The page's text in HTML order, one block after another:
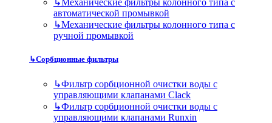
↳Механические фильтры колонного типа с
автоматической промывкой
↳Механические фильтры колонного типа с
ручной промывкой
↳Сорбционные фильтры
↳Фильтр сорбционной очистки воды с
управляющими клапанами Clack
↳Фильтр сорбционной очистки воды с
управляющими клапанами Runxin